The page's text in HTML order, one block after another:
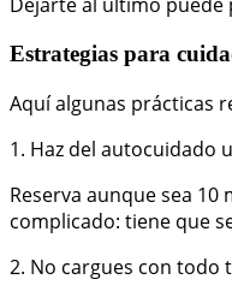
Estrategias para
Aquí algunas prácticas
1. Haz del autocuidado
Reserva aunque sea
complicado: tiene que
2. No cargues con todo